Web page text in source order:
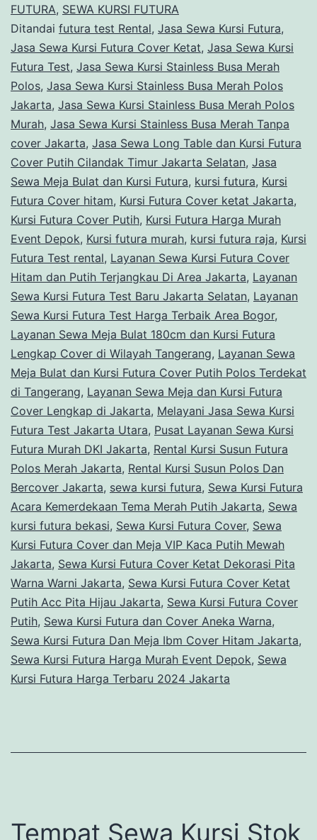
Busa
Merah
Polos
Tanpa
cover
Area
Jakarta
FUTURA, SEWA KURSI FUTURA
Ditandai futura test Rental, Jasa Sewa Kursi Futura,
Jasa Sewa Kursi Futura Cover Ketat, Jasa Sewa Kursi
Futura Test, Jasa Sewa Kursi Stainless Busa Merah
Polos, Jasa Sewa Kursi Stainless Busa Merah Polos
Jakarta, Jasa Sewa Kursi Stainless Busa Merah Polos
Murah, Jasa Sewa Kursi Stainless Busa Merah Tanpa
cover Jakarta, Jasa Sewa Long Table dan Kursi Futura
Cover Putih Cilandak Timur Jakarta Selatan, Jasa
Sewa Meja Bulat dan Kursi Futura, kursi futura, Kursi
Futura Cover hitam, Kursi Futura Cover ketat Jakarta,
Kursi Futura Cover Putih, Kursi Futura Harga Murah
Event Depok, Kursi futura murah, kursi futura raja, Kursi
Futura Test rental, Layanan Sewa Kursi Futura Cover
Hitam dan Putih Terjangkau Di Area Jakarta, Layanan
Sewa Kursi Futura Test Baru Jakarta Selatan, Layanan
Sewa Kursi Futura Test Harga Terbaik Area Bogor,
Layanan Sewa Meja Bulat 180cm dan Kursi Futura
Lengkap Cover di Wilayah Tangerang, Layanan Sewa
Meja Bulat dan Kursi Futura Cover Putih Polos Terdekat
di Tangerang, Layanan Sewa Meja dan Kursi Futura
Cover Lengkap di Jakarta, Melayani Jasa Sewa Kursi
Futura Test Jakarta Utara, Pusat Layanan Sewa Kursi
Futura Murah DKI Jakarta, Rental Kursi Susun Futura
Polos Merah Jakarta, Rental Kursi Susun Polos Dan
Bercover Jakarta, sewa kursi futura, Sewa Kursi Futura
Acara Kemerdekaan Tema Merah Putih Jakarta, Sewa
kursi futura bekasi, Sewa Kursi Futura Cover, Sewa
Kursi Futura Cover dan Meja VIP Kaca Putih Mewah
Jakarta, Sewa Kursi Futura Cover Ketat Dekorasi Pita
Warna Warni Jakarta, Sewa Kursi Futura Cover Ketat
Putih Acc Pita Hijau Jakarta, Sewa Kursi Futura Cover
Putih, Sewa Kursi Futura dan Cover Aneka Warna,
Sewa Kursi Futura Dan Meja Ibm Cover Hitam Jakarta,
Sewa Kursi Futura Harga Murah Event Depok, Sewa
Kursi Futura Harga Terbaru 2024 Jakarta
Tempat Sewa Kursi Stok